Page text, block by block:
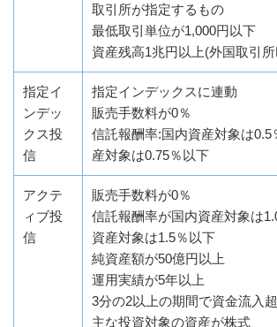
取引所が指定するもの
最低取引単位が1,000円以下
資産残高1兆円以上(外国取引
指定イ
ンデッ
クス投
信
指定インデックスに連動
販売手数料が0％
信託報酬率:国内資産対象は0.5
産対象は0.75％以下
アクテ
ィブ投
信
販売手数料が0％
信託報酬率が国内資産対象は
資産対象は1.5％以下
純資産額が50億円以上
運用実績が5年以上
3分の2以上の期間で資金流入超
主な投資対象の資産が株式